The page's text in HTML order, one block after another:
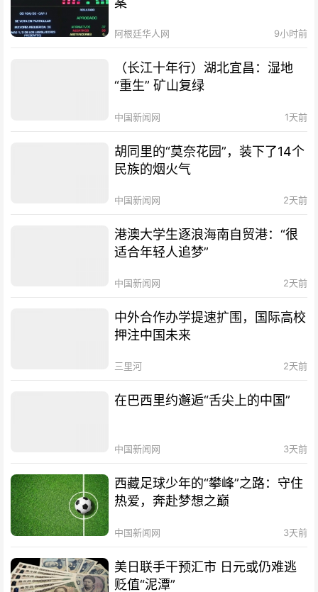
阿根廷华人网 9小时前
（长江十年行）湖北宜昌：湿地
“重生” 矿山复绿
中国新闻网 1天前
胡同里的“莫奈花园”，装下了14个
民族的烟火气
中国新闻网 2天前
港澳大学生逐浪海南自贸港：“很
适合年轻人追梦”
中国新闻网 2天前
中外合作办学提速扩围，国际高校
押注中国未来
三里河 2天前
在巴西里约邂逅“舌尖上的中国”
中国新闻网 3天前
西藏足球少年的“攀峰”之路：守住
热爱，奔赴梦想之巅
中国新闻网 3天前
美日联手干预汇市 日元或仍难逃
贬值“泥潭”